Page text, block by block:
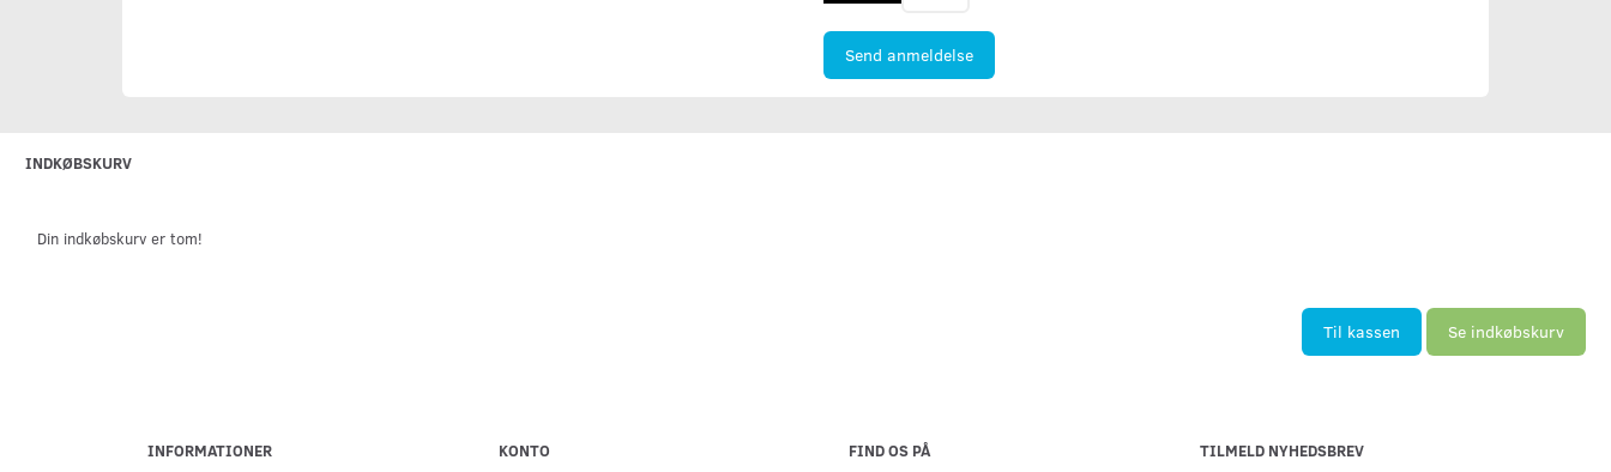
Send anmeldelse
INDKØBSKURV
Din indkøbskurv er tom!
Til kassen Se indkøbskurv
INFORMATIONER KONTO FIND OS PÅ TILMELD NYHEDSBREV